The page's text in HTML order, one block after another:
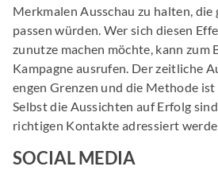
Merkmalen Ausschau zu halten, die
passen würden. Wer sich diesen
zunutze machen möchte, kann zum
Kampagne ausrufen. Der zeitliche
engen Grenzen und die Methode
Selbst die Aussichten auf Erfolg
richtigen Kontakte adressiert
SOCIAL MEDIA